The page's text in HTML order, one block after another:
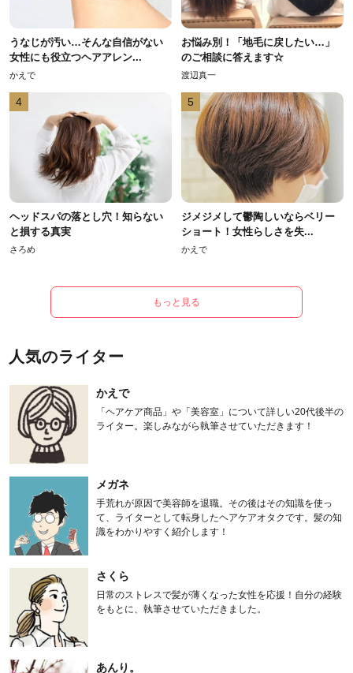
うなじが汚い…そんな自信がない
女性にも役立つヘアアレン...
かえで
お悩み別！「地毛に戻したい…」
のご相談に答えます☆
渡辺真一
4
ヘッドスパの落とし穴！知らない
と損する真実
さろめ
5
ジメジメして鬱陶しいならベリー
ショート！女性らしさを失...
かえで
もっと見る
人気のライター
かえで
「ヘアケア商品」や「美容室」について詳しい20代後半の
ライター。楽しみながら執筆させていただきます！
メガネ
手荒れが原因で美容師を退職。その後はその知識を使っ
て、ライターとして転身したヘアケアオタクです。髪の知
識をわかりやすく紹介します！
さくら
日常のストレスで髪が薄くなった女性を応援！自分の経験
をもとに、執筆させていただきました。
あんり。